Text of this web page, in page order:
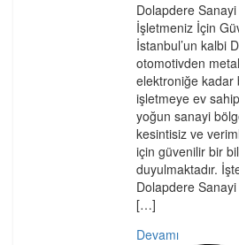
Dolapdere
İşletmeniz İçin
İstanbul’un kalbi
otomotivden
elektroniğe kadar
işletmeye ev
yoğun sanayi
kesintisiz ve
için güvenilir bir
duyulmaktadır.
Dolapdere
[…]
Devamı